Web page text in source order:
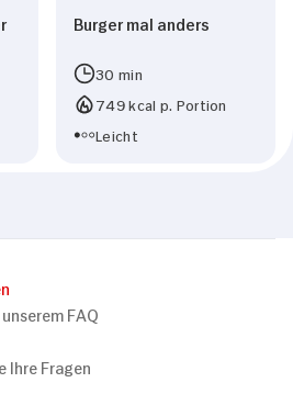
Burger mal anders
30 min
749 kcal p. Portion
Leicht
FAQ
Ihre Fragen